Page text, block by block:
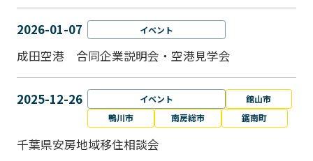
2026-01-07 イベント
成田空港 合同企業説明会・空港見学会
2025-12-26 イベント
館山市
鴨川市
南房総市 鋸南町
千葉県安房地域移住相談会